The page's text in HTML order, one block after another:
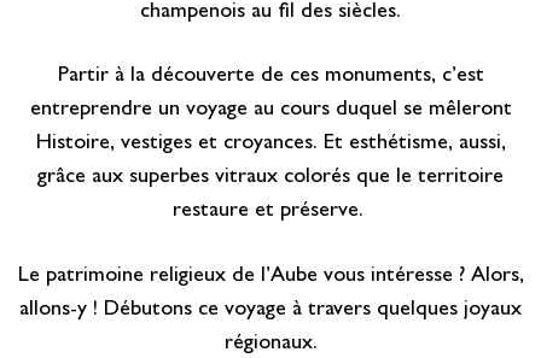
champenois au fil des siècles.
Partir à la découverte de ces monuments, c’est
entreprendre un voyage au cours duquel se mêleront
Histoire, vestiges et croyances. Et esthétisme, aussi,
grâce aux superbes vitraux colorés que le territoire
restaure et préserve.
Le patrimoine religieux de l’Aube vous intéresse ? Alors,
allons-y ! Débutons ce voyage à travers quelques joyaux
régionaux.